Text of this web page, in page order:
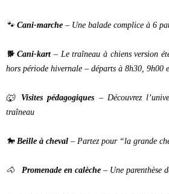
🐾 Cani-marche – Une balade complice à 6
🐕Cani-kart– Le traîneau à chiens version
hors période hivernale – départs à 8h30, 9h00
🐺 Visites pédagogiques – Découvrez
traîneau
🐎 Beille à cheval – Partez pour “la grande
🐴 Promenade en calèche – Une parenthèse